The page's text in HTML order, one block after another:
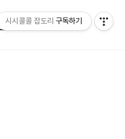
시시콜콜 잡도리 구독하기